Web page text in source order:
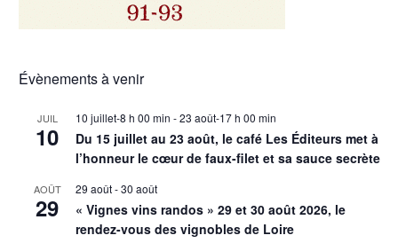
Évènements à venir
JUIL
10
10 juillet-8 h 00 min -23 août-17 h 00 min
Du 15 juillet au 23 août, le café Les Éditeurs met à
l’honneur le cœur de faux-filet et sa sauce secrète
AOÛT
29
29 août-30 août
« Vignes vins randos » 29 et 30 août 2026, le
rendez-vous des vignobles de Loire